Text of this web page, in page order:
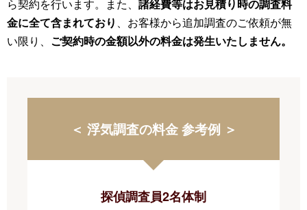
ら契約を行います。また、 諸経費等はお見積り時の調査料
金に全て含まれており 、お客様から追加調査のご依頼が無
い限り、 ご契約時の金額以外の料金は発生いたしません。
＜ 浮気調査の料金 参考例 ＞
探偵調査員2名体制